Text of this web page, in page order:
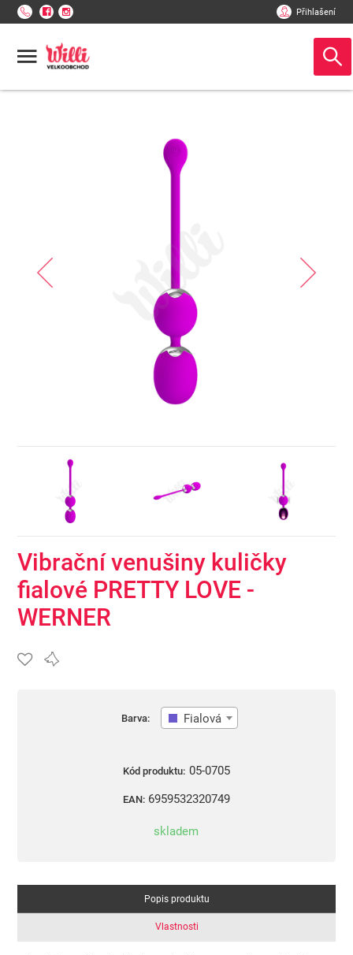
Přihlašení
Vibrační venušiny kuličky
fialové PRETTY LOVE -
WERNER
Barva: Fialová
Kód produktu: 05-0705
EAN: 6959532320749
skladem
Popis produktu
Vlastnosti